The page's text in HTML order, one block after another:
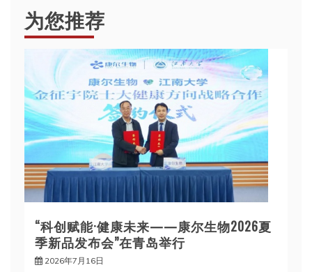
为您推荐
“科创赋能·健康未来——康尔生物2026夏
季新品发布会”在青岛举行
2026年7月16日